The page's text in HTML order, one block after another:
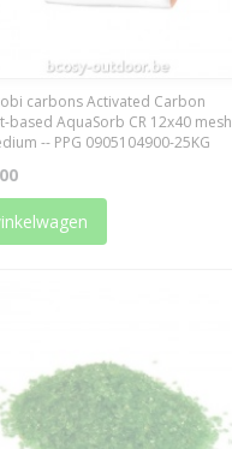
carbons Activated Carbon
based AquaSorb CR 12x40 mesh
-- PPG 0905104900-25KG